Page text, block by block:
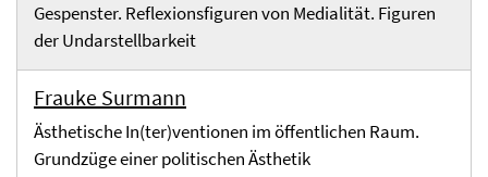
Gespenster. Reflexionsfiguren von Medialität. Figuren
der Undarstellbarkeit
Frauke Surmann
Ästhetische In(ter)ventionen im öffentlichen Raum.
Grundzüge einer politischen Ästhetik